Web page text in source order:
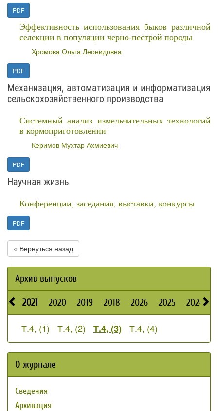
PDF
Эффективность использования быков различной
селекции в популяции черно-пестрой породы
Хромова Ольга Леонидовна
PDF
Механизация, автоматизация и информатизация
сельскохозяйственного производства
Системный анализ измельчительных технологий
в кормоприготовлении
Керимов Мухтар Ахмиевич
PDF
Научная жизнь
Конференции, заседания, выставки, конкурсы
PDF
« Вернуться назад
Архив выпусков
2021 2020 2019 2018 2026 2025 2024
Т.4, (1) Т.4, (2) Т.4, (3) Т.4, (4)
О журнале
Сведения
Архивация